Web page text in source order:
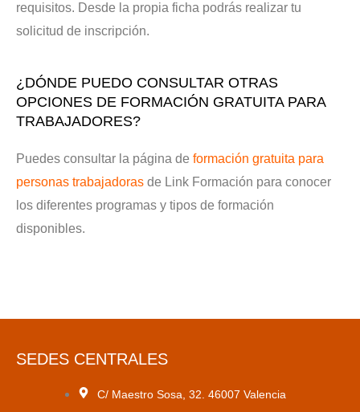
requisitos. Desde la propia ficha podrás realizar tu
solicitud de inscripción.
¿DÓNDE PUEDO CONSULTAR OTRAS
OPCIONES DE FORMACIÓN GRATUITA PARA
TRABAJADORES?
Puedes consultar la página de formación gratuita para
personas trabajadoras de Link Formación para conocer
los diferentes programas y tipos de formación
disponibles.
SEDES CENTRALES
C/ Maestro Sosa, 32. 46007 Valencia